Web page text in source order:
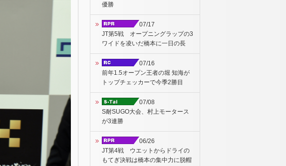
優勝
07/17
JT第5戦 オープニングラップの3
ワイドを凌いだ橋本に一日の長
07/16
前年1.5オープン王者の堀 知海が
トップチェッカーで今季2勝目
07/08
S耐SUGO大会、村上モータース
が3連勝
06/26
JT第4戦 ウエットからドライの
もてぎ決戦は橋本の集中力に脱帽